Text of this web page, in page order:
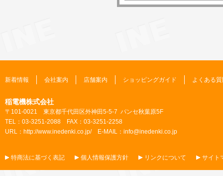
新着情報 会社案内 店舗案内 ショッピングガイド よくある
稲電機株式会社
〒101-0021 東京都千代田区外神田5-5-7 パンセ秋葉原5F
TEL：03-3251-2088 FAX：03-3251-2258
URL： http://www.inedenki.co.jp/E-MAIL： info@inedenki.co.jp
特商法に基づく表記 個人情報保護方針 リンクについて サイト